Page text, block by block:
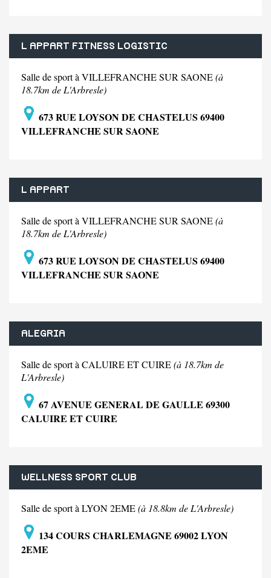
L APPART FITNESS LOGISTIC
Salle de sport à VILLEFRANCHE SUR SAONE(à
18.7km de L'Arbresle)
673 RUE LOYSON DE CHASTELUS 69400
VILLEFRANCHE SUR SAONE
L APPART
Salle de sport à VILLEFRANCHE SUR SAONE(à
18.7km de L'Arbresle)
673 RUE LOYSON DE CHASTELUS 69400
VILLEFRANCHE SUR SAONE
ALEGRIA
Salle de sport à CALUIRE ET CUIRE(à 18.7km de
L'Arbresle)
67 AVENUE GENERAL DE GAULLE 69300
CALUIRE ET CUIRE
WELLNESS SPORT CLUB
Salle de sport à LYON 2EME(à 18.8km de L'Arbresle)
134 COURS CHARLEMAGNE 69002 LYON
2EME